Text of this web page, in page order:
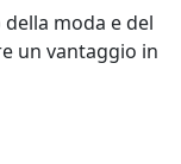
moda e del
un vantaggio in